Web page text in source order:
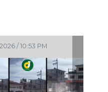
Ago 06, 2026 / 10:43 PM